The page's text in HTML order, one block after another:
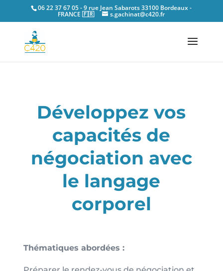
06 22 37 67 05 - 9 rue Jean Sabarots 33100 Bordeaux -
FRANCE 🇫🇷 s.gachinat@c420.fr
Développez vos
capacités de
négociation avec
le langage
corporel
Thématiques abordées :